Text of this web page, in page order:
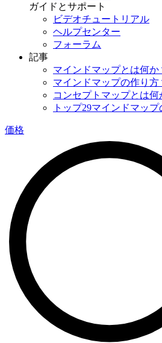
ガイドとサポート
ビデオチュートリアル
ヘルプセンター
フォーラム
記事
マインドマップとは何か
マインドマップの作り方
コンセプトマップとは何
トップ29マインドマップ
価格